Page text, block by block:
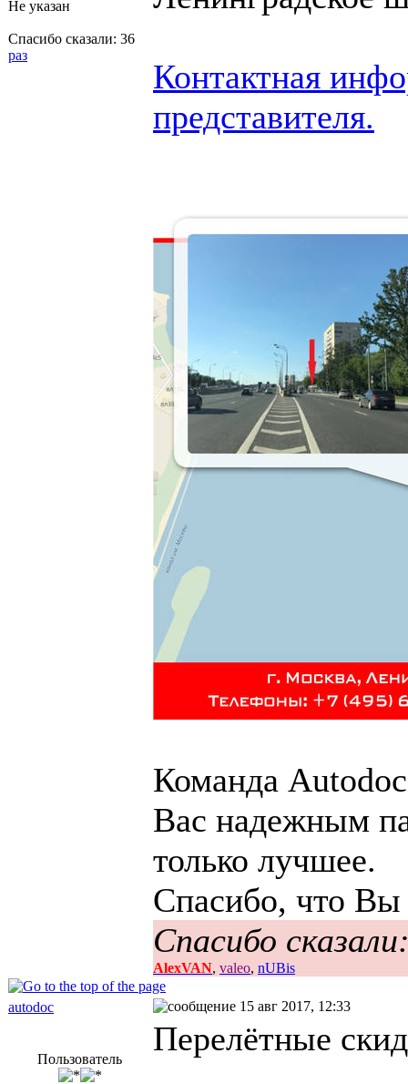
Не указан
Спасибо сказали: 36
раз
Контактная
представителя.
Команда
Вас надежным
только лучшее.
Спасибо, что
Спасибо
AlexVAN, valeo, nUBis
autodoc 15 авг 2017, 12:33
Пользователь
Перелётные